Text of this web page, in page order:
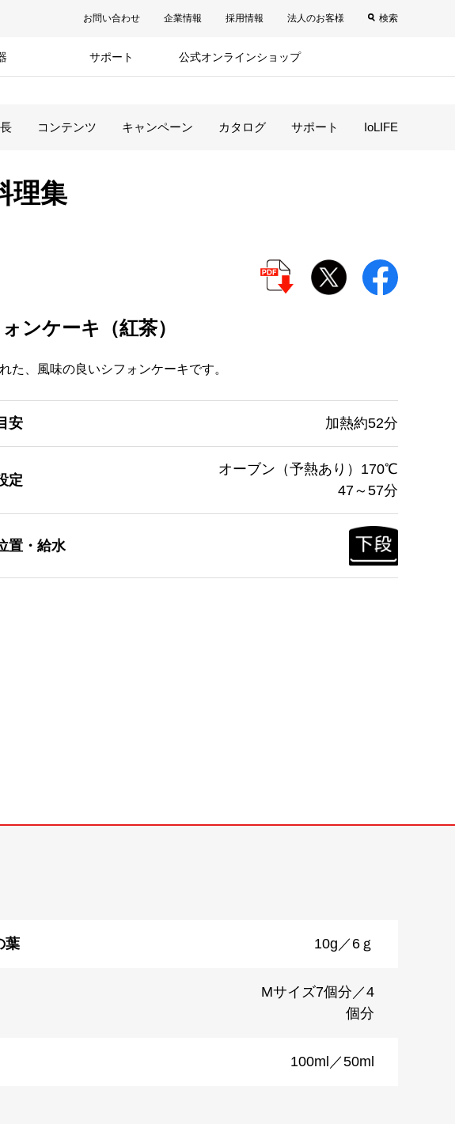
お問い合わせ 企業情報 採用情報 法人のお客様 検索
サポート 公式オンラインショップ
コンテンツ キャンペーン カタログ サポート IoLIFE
理集
ンケーキ（紅茶）
た、風味の良いシフォンケーキです。
安 加熱約52分
定
オーブン（予熱あり）170℃
47～57分
置・給水
葉 10g／6ｇ
Mサイズ7個分／4
個分
100ml／50ml